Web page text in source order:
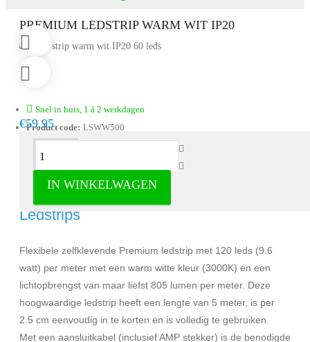
PREMIUM LEDSTRIP WARM WIT IP20
Snel in huis, 1 á 2 werkdagen
Product code: LSWW500
€59,95
IN WINKELWAGEN
Omschrijving
Premium Ledstrip warm wit IP20 -
Ledstrips
Flexibele zelfklevende Premium ledstrip met 120 leds (9.6
watt) per meter met een warm witte kleur (3000K) en een
lichtopbrengst van maar liefst 805 lumen per meter. Deze
hoogwaardige ledstrip heeft een lengte van 5 meter, is per
2.5 cm eenvoudig in te korten en is volledig te gebruiken.
Met een aansluitkabel (inclusief AMP stekker) is de benodigde